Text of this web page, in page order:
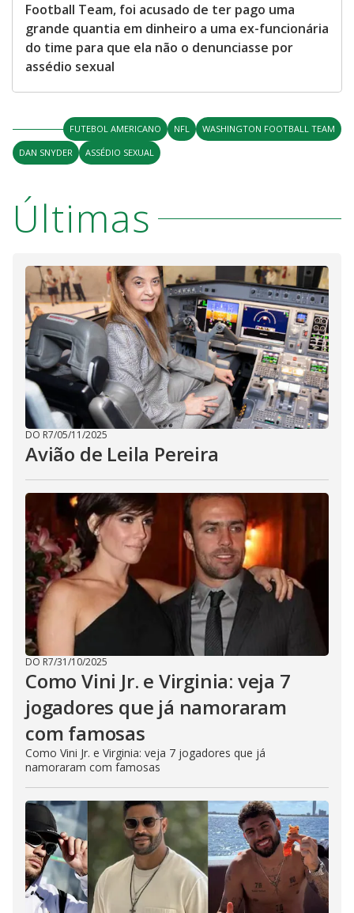
Football Team, foi acusado de ter pago uma
grande quantia em dinheiro a uma ex-funcionária
do time para que ela não o denunciasse por
assédio sexual
FUTEBOL AMERICANO NFL
WASHINGTON FOOTBALL TEAM
DAN SNYDER
ASSÉDIO SEXUAL
Últimas
DO R7/05/11/2025
Avião de Leila Pereira
DO R7/31/10/2025
Como Vini Jr. e Virginia: veja 7
jogadores que já namoraram
com famosas
Como Vini Jr. e Virginia: veja 7 jogadores que já
namoraram com famosas